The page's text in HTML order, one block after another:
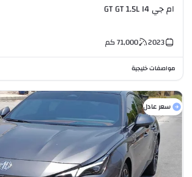
ام جي GT GT 1.5L I4
2023
71,000كم
مواصفات خليجية
سعر عادل